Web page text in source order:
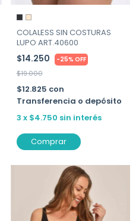
COLALESS SIN COSTURAS
LUPO ART.40600
$14.250 -25% OFF
$19.000
$12.825 con
Transferencia o depósito
3 x $4.750 sin interés
Comprar